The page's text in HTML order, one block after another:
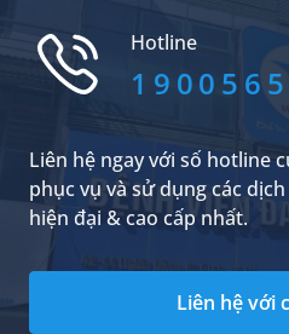
Hotline
Liên hệ ngay với số hotline
phục vụ và sử dụng các
hiện đại & cao cấp nhất.
Liên hệ với